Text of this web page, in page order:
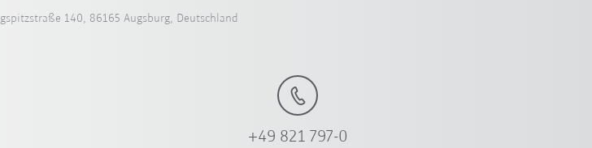
140, 86165 Augsburg, Deutschland
+49 821 797-0